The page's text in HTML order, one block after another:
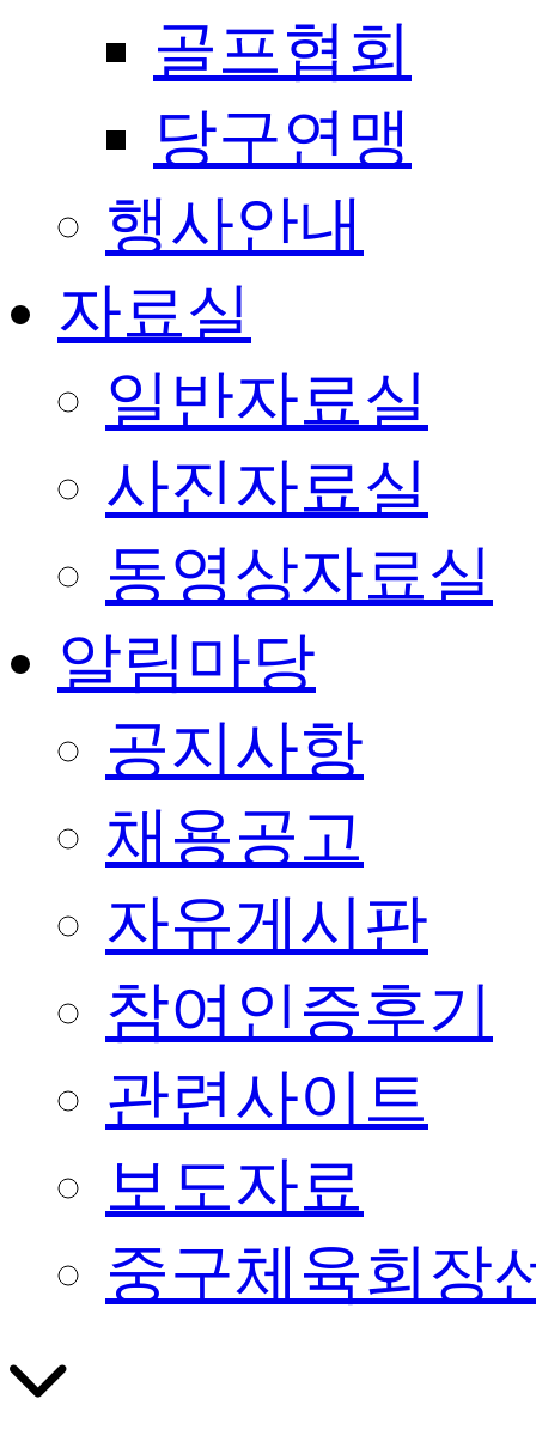
골프협회
당구연맹
행사안내
자료실
일반자료실
사진자료실
동영상자료실
알림마당
공지사항
채용공고
자유게시판
참여인증후기
관련사이트
보도자료
중구체육회장